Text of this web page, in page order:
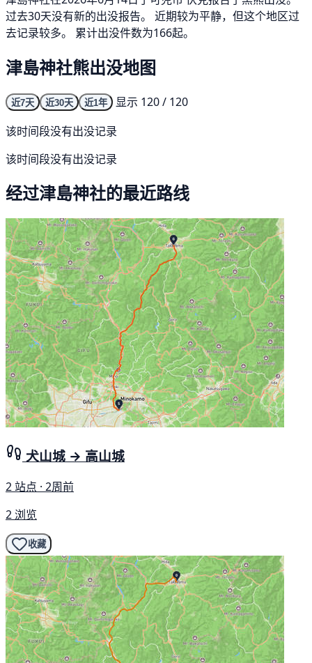
过去30天没有新的出没报告。 近期较为平静，但这个地区过
去记录较多。 累计出没件数为166起。
津島神社熊出没地图
近7天 近30天 近1年
显示 120 / 120
该时间段没有出没记录
该时间段没有出没记录
经过津島神社的最近路线
犬山城 → 高山城
2 站点 · 2周前
2 浏览
收藏